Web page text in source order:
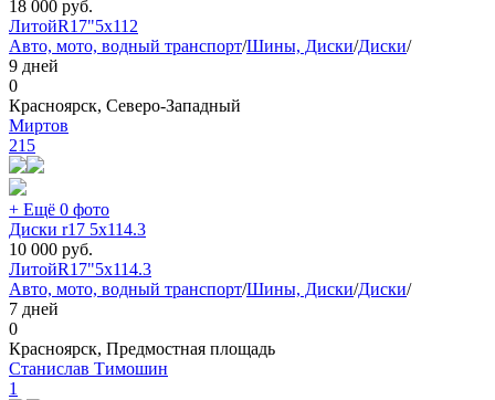
18 000 руб.
ЛитойR17"5x112
Авто, мото, водный транспорт/Шины, Диски/Диски/
9 дней
0
Красноярск, Северо-Западный
Миртов
215
+ Ещё 0 фото
Диски r17 5х114.3
10 000 руб.
ЛитойR17"5x114.3
Авто, мото, водный транспорт/Шины, Диски/Диски/
7 дней
0
Красноярск, Предмостная площадь
Станислав Тимошин
1